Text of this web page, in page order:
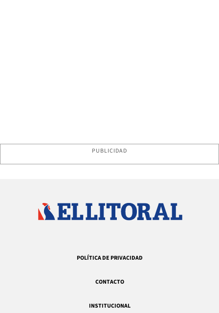
PUBLICIDAD
POLÍTICA DE PRIVACIDAD
CONTACTO
INSTITUCIONAL